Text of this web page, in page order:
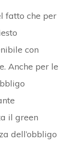
fatto che per
con
Anche per le
il green
dell’obbligo